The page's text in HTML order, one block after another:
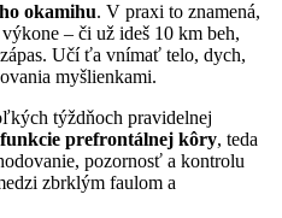
okamihu. V praxi to znamená,
– či už ideš 10 km beh,
Učí ťa vnímať telo, dych,
myšlienkami.
týždňoch pravidelnej
funkcie prefrontálnej kôry, teda
pozornosť a kontrolu
zbrklým faulom a